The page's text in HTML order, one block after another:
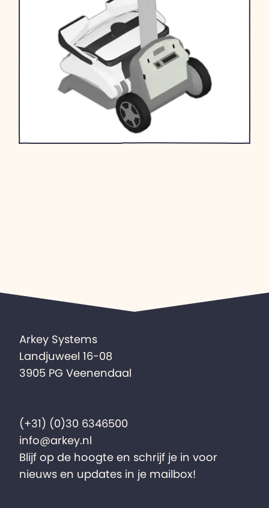
Arkey Systems
Landjuweel 16-08
3905 PG Veenendaal
(+31) (0)30 6346500
info@arkey.nl
Blijf op de hoogte en schrijf je in voor
nieuws en updates in je mailbox!